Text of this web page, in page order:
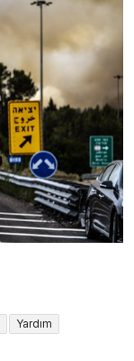
Yardım